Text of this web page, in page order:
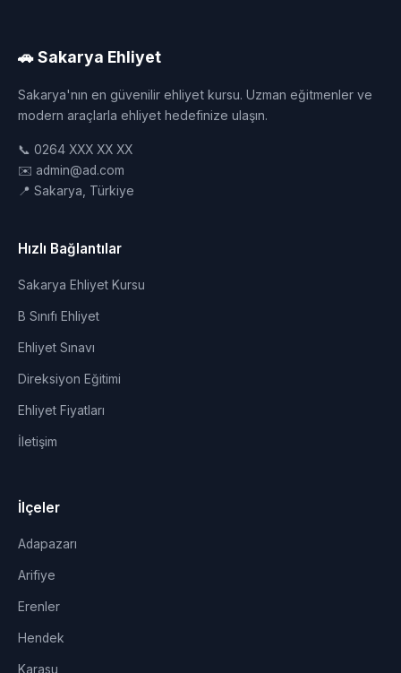
🚗 Sakarya Ehliyet
Sakarya'nın en güvenilir ehliyet kursu. Uzman eğitmenler ve
modern araçlarla ehliyet hedefinize ulaşın.
📞 0264 XXX XX XX
✉️ admin@ad.com
📍 Sakarya, Türkiye
Hızlı Bağlantılar
Sakarya Ehliyet Kursu
B Sınıfı Ehliyet
Ehliyet Sınavı
Direksiyon Eğitimi
Ehliyet Fiyatları
İletişim
İlçeler
Adapazarı
Arifiye
Erenler
Hendek
Karasu